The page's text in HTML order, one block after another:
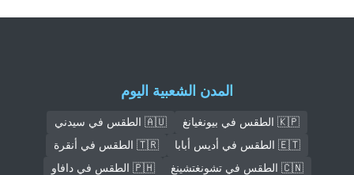
المدن الشعبية اليوم
🇰🇵 الطقس في بيونغيانغ
🇦🇺 الطقس في سيدني
🇪🇹 الطقس في أديس أبابا
🇹🇷 الطقس في أنقرة
🇨🇳 الطقس في تشونغتشينغ
🇵🇭 الطقس في دافاو